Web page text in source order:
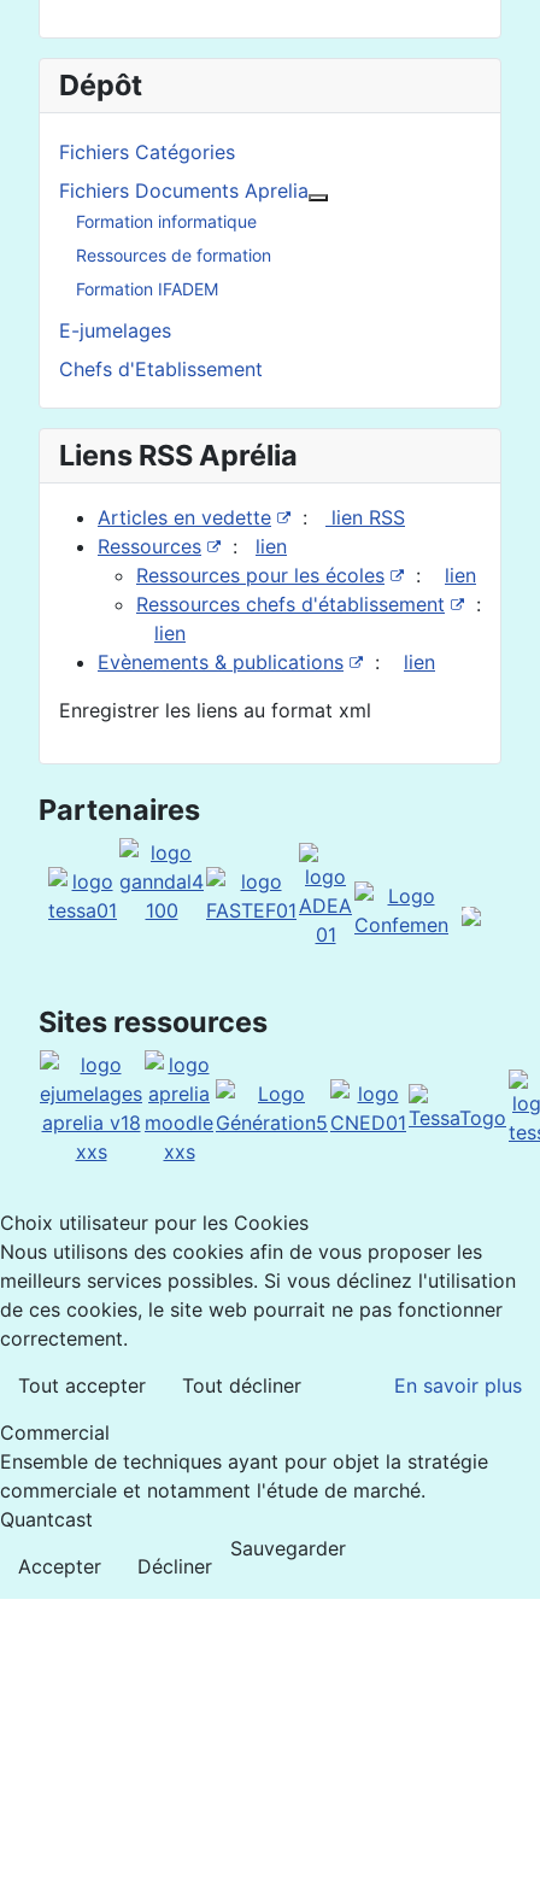
Dépôt
Fichiers Catégories
Fichiers Documents Aprelia
Formation informatique
Ressources de formation
Formation IFADEM
E-jumelages
Chefs d'Etablissement
Liens RSS Aprélia
Articles en vedette :
lien RSS
Ressources
: lien
Ressources pour les écoles
: lien
Ressources chefs d'établissement
:
lien
Evènements & publications
: lien
Enregistrer les liens au format xml
Partenaires
Sites ressources
Choix utilisateur pour les Cookies
Nous utilisons des cookies afin de vous proposer les
meilleurs services possibles. Si vous déclinez l'utilisation
de ces cookies, le site web pourrait ne pas fonctionner
correctement.
Tout accepter
Tout décliner
En savoir plus
Commercial
Ensemble de techniques ayant pour objet la stratégie
commerciale et notamment l'étude de marché.
Quantcast
Accepter
Décliner
Sauvegarder